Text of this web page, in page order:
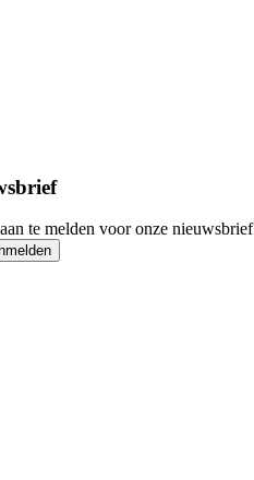
te melden voor onze nieuwsbrief